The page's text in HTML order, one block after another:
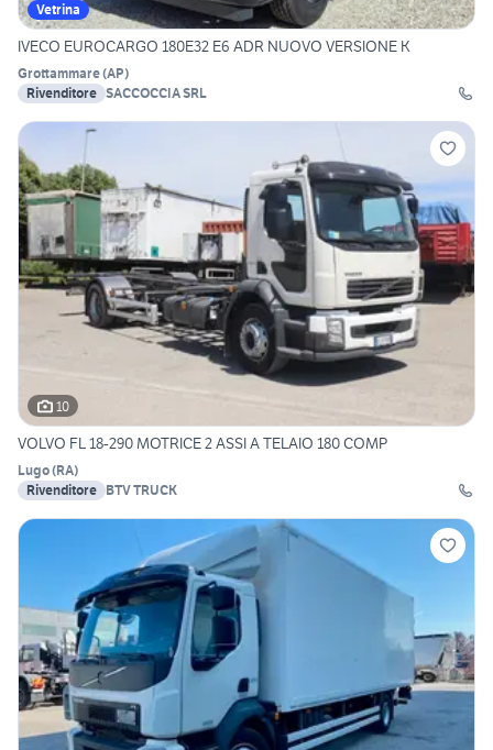
Vetrina
IVECO EUROCARGO 180E32 E6 ADR NUOVO VERSIONE K
Grottammare(AP)
Rivenditore SACCOCCIA SRL
10
VOLVO FL 18-290 MOTRICE 2 ASSI A TELAIO 180 COMP
Lugo(RA)
Rivenditore BTV TRUCK